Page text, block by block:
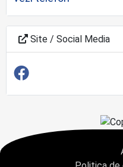
Site / Social Media